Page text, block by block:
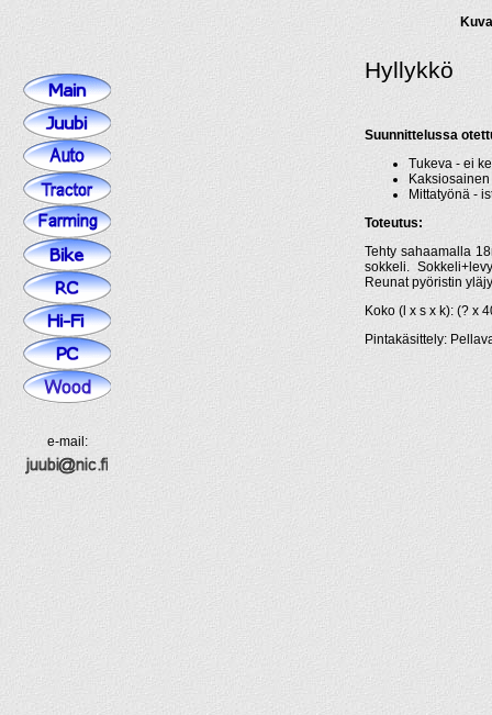
e-mail:
Hyllykkö
Suunnittelussa
Tukeva - ei
Mittatyönä -
Toteutus:
Tehty sahaamalla
sokkeli.
Reunat pyöristin
Koko (l x s x k): (? x
Pintakäsittely: